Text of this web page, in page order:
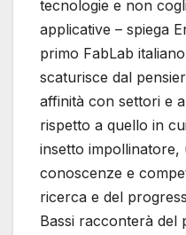
tecnologie e non
applicative – spiega
primo FabLab
scaturisce dal
affinità con settori e
rispetto a quello in
insetto
conoscenze e
ricerca e del
Bassi racconterà del